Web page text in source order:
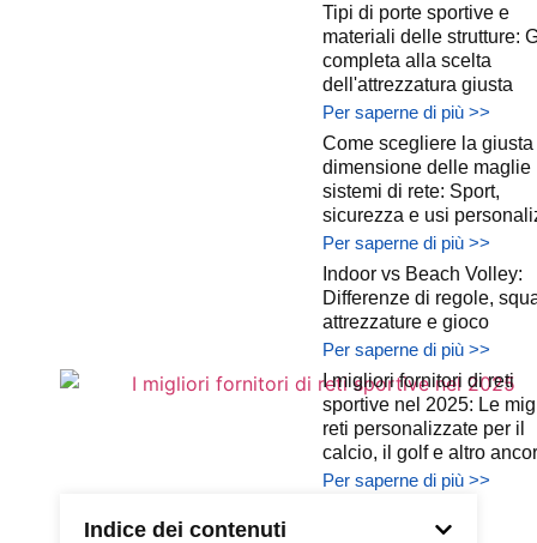
Tipi di porte sportive e
materiali delle strutture:
completa alla scelta
dell'attrezzatura giusta
Per saperne di più >>
Come scegliere la giusta
dimensione delle maglie
sistemi di rete: Sport,
sicurezza e usi
Per saperne di più >>
Indoor vs Beach Volley:
Differenze di regole,
attrezzature e gioco
Per saperne di più >>
I migliori fornitori di reti
sportive nel 2025: Le
reti personalizzate per il
calcio, il golf e altro
Per saperne di più >>
Indice dei contenuti